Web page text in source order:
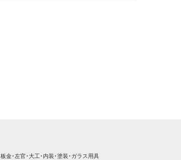
板金･左官･大工･内装･塗装･ガラス用具